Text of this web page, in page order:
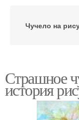
Чучело на
Явление на
Страшное
история